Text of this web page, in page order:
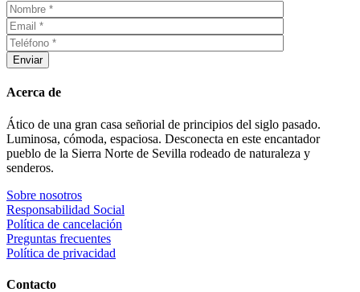
Enviar
Acerca de
Ático de una gran casa señorial de principios del siglo pasado.
Luminosa, cómoda, espaciosa. Desconecta en este encantador
pueblo de la Sierra Norte de Sevilla rodeado de naturaleza y
senderos.
Sobre nosotros
Responsabilidad Social
Política de cancelación
Preguntas frecuentes
Política de privacidad
Contacto